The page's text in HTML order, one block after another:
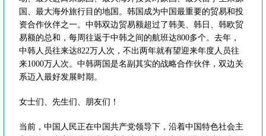
国、最大海外旅行目的地国。韩国成为中国最重要的贸易和投
资合作伙伴之一。中韩双边贸易额超过了韩美、韩日、韩欧贸
易额的总和，每周往返于中韩之间的航班达800多个。去年，
中韩人员往来达822万人次，不出两年就有望迎来年度人员往
来1000万人次。中韩两国是名副其实的战略合作伙伴，双边关
系迈入最好发展时期。
女士们、先生们、朋友们！
当前，中国人民正在中国共产党领导下，沿着中国特色社会主